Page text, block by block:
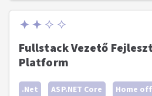
Fullstack Vezető
Platform
.Net ASP.NET Core Home